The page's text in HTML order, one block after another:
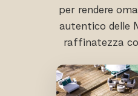
per rendere
autentico delle
raffinatezza